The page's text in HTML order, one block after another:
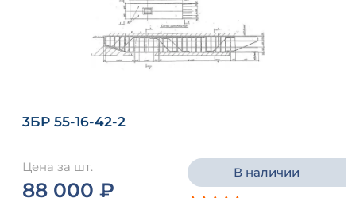
3БР 55-16-42-2
Цена за шт.
88 000 ₽
В наличии